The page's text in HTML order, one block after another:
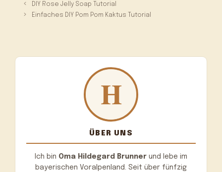
DIY Rose Jelly Soap Tutorial
Einfaches DIY Pom Pom Kaktus Tutorial
ÜBER UNS
Ich bin Oma Hildegard Brunner und lebe im
bayerischen Voralpenland. Seit über fünfzig